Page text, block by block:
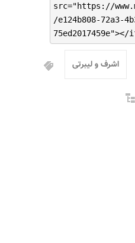
src="https://
/e124b808-72a3-
75ed2017459e"></
اشرف و لیبرتی